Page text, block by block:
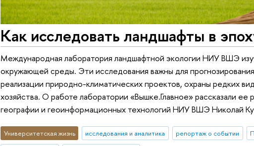
Как исследовать ландшафты в
Международная лаборатория ландшафтной экологии НИУ ВШЭ
окружающей среды. Эти исследования важны для
реализации природно-климатических проектов, охраны редких
хозяйства. О работе лаборатории «Вышке.Главное» рассказали
географии и геоинформационных технологий НИУ ВШЭ Николай
Университетская жизнь исследования и аналитика репортаж о событии